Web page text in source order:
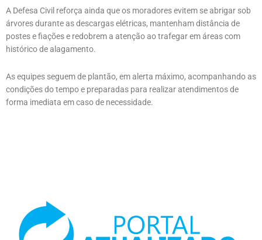
A Defesa Civil reforça ainda que os moradores evitem se abrigar sob
árvores durante as descargas elétricas, mantenham distância de
postes e fiações e redobrem a atenção ao trafegar em áreas com
histórico de alagamento.
As equipes seguem de plantão, em alerta máximo, acompanhando as
condições do tempo e preparadas para realizar atendimentos de
forma imediata em caso de necessidade.